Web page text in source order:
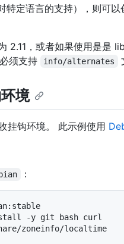
特定语言的支持），则可
2.11，或者如果使用是是
须支持
info/alternates
境
挂钩环境。 此示例使用
：
-y git bash curl
zoneinfo/localtime